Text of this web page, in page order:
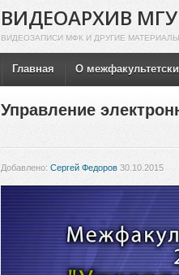
ВИДЕОАРХИВ
ВИДЕОЗАПИСИ МФК И ДРУГИЕ МАТЕРИАЛЫ
Главная О
Управление
Добавлено: Сергей Федоров 30.10.2015